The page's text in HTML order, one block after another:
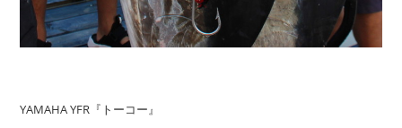
YAMAHA YFR『トーコー』